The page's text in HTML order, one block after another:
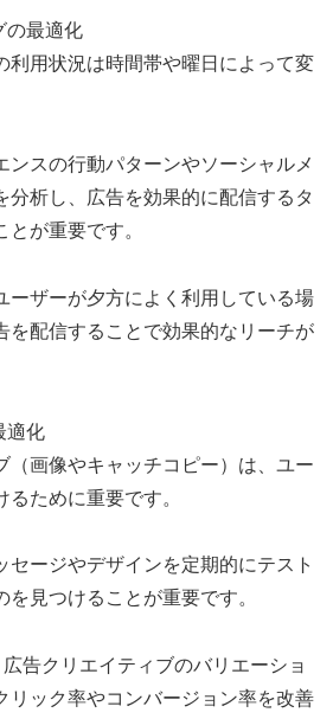
の最適化
利用状況は時間帯や曜日によって変
ンスの行動パターンやソーシャルメ
分析し、広告を効果的に配信するタ
が重要です。
ーザーが夕方によく利用している場
を配信することで効果的なリーチが
適化
（画像やキャッチコピー）は、ユー
ために重要です。
セージやデザインを定期的にテスト
を見つけることが重要です。
告クリエイティブのバリエーショ
リック率やコンバージョン率を改善